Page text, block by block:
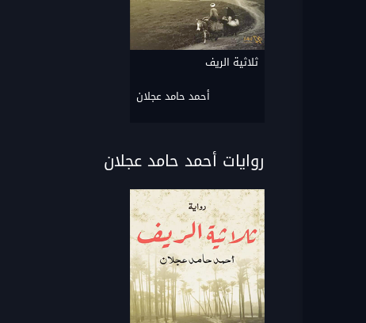
ثلاثية الريف
أحمد حامد عجلان
روايات أحمد حامد عجلان